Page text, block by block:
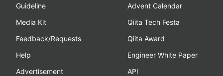
Guideline
Media Kit
Feedback/Requests
Help
Advertisement
Advent Calendar
Qiita Tech Festa
Qiita Award
Engineer White Paper
API